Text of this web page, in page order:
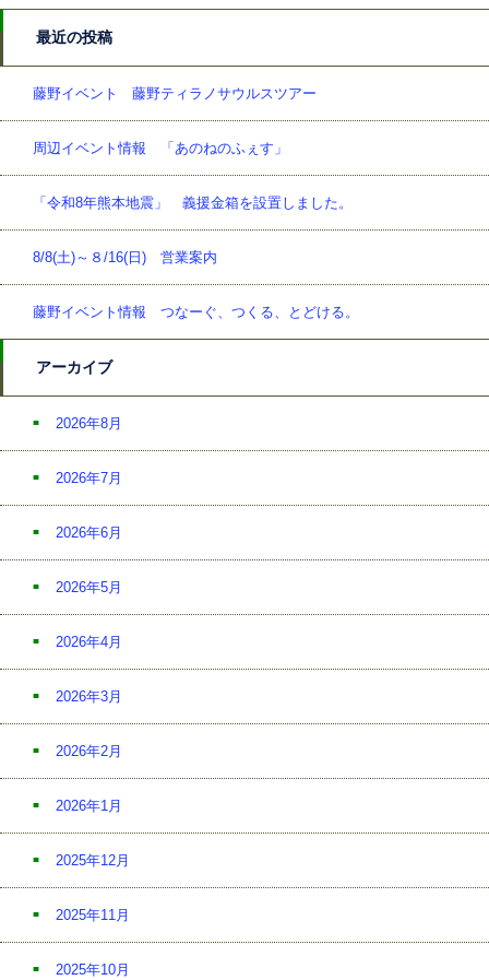
最近の投稿
藤野イベント 藤野ティラノサウルスツアー
周辺イベント情報 「あのねのふぇす」
「令和8年熊本地震」 義援金箱を設置しました。
8/8(土)～８/16(日) 営業案内
藤野イベント情報 つなーぐ、つくる、とどける。
アーカイブ
2026年8月
2026年7月
2026年6月
2026年5月
2026年4月
2026年3月
2026年2月
2026年1月
2025年12月
2025年11月
2025年10月